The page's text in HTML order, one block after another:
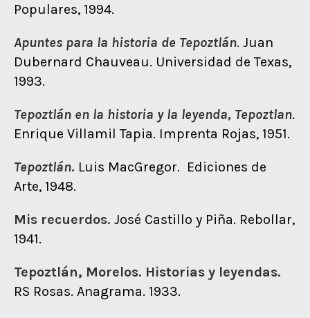
Populares, 1994.
Apuntes para la historia de Tepoztlán. Juan
Dubernard Chauveau. Universidad de Texas,
1993.
Tepoztlán en la historia y la leyenda, Tepoztlan.
Enrique Villamil Tapia. Imprenta Rojas, 1951.
Tepoztlán. Luis MacGregor. Ediciones de
Arte, 1948.
Mis recuerdos. José Castillo y Piña. Rebollar,
1941.
Tepoztlán, Morelos. Historias y leyendas.
RS Rosas. Anagrama. 1933.